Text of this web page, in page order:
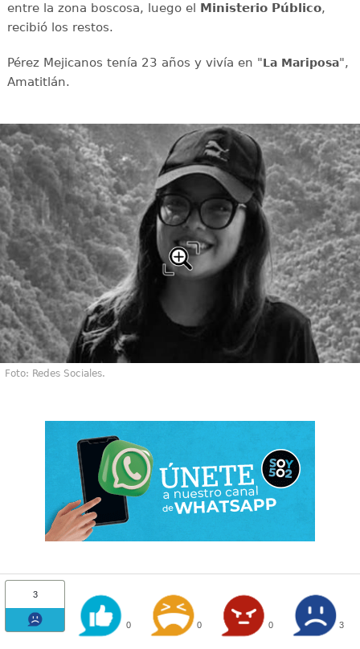
entre la zona boscosa, luego el Ministerio Público,
recibió los restos.
Pérez Mejicanos tenía 23 años y vivía en "La Mariposa",
Amatitlán.
Foto: Redes Sociales.
3
0 0 0 3